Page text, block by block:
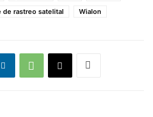
de rastreo satelital Wialon